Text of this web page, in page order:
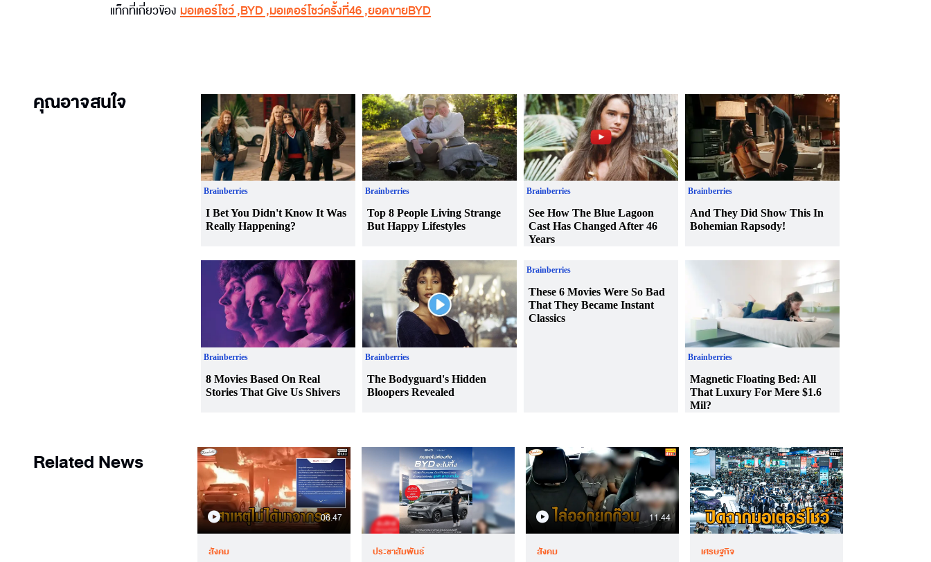
แท็กที่เกี่ยวข้อง มอเตอร์โชว์,BYD ,มอเตอร์โชว์ครั้งที่46,ยอดขายBYD
คุณอาจสนใจ
Related News
06.47
สังคม ประชาสัมพันธ์
11.44
สังคม เศรษฐกิจ